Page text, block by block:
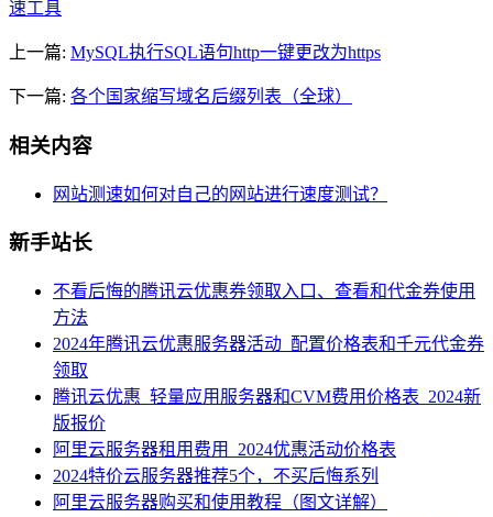
速工具
上一篇: MySQL执行SQL语句http一键更改为https
下一篇: 各个国家缩写域名后缀列表（全球）
相关内容
网站测速如何对自己的网站进行速度测试？
新手站长
不看后悔的腾讯云优惠券领取入口、查看和代金券使用
方法
2024年腾讯云优惠服务器活动_配置价格表和千元代金券
领取
腾讯云优惠_轻量应用服务器和CVM费用价格表_2024新
版报价
阿里云服务器租用费用_2024优惠活动价格表
2024特价云服务器推荐5个，不买后悔系列
阿里云服务器购买和使用教程（图文详解）